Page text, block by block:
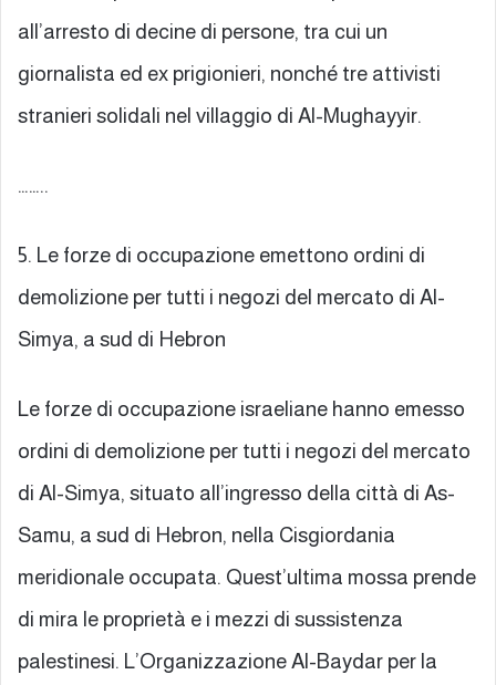
all’arresto di decine di persone, tra cui un
giornalista ed ex prigionieri, nonché tre attivisti
stranieri solidali nel villaggio di Al-Mughayyir.
……..
5. Le forze di occupazione emettono ordini di
demolizione per tutti i negozi del mercato di Al-
Simya, a sud di Hebron
Le forze di occupazione israeliane hanno emesso
ordini di demolizione per tutti i negozi del mercato
di Al-Simya, situato all’ingresso della città di As-
Samu, a sud di Hebron, nella Cisgiordania
meridionale occupata. Quest’ultima mossa prende
di mira le proprietà e i mezzi di sussistenza
palestinesi. L’Organizzazione Al-Baydar per la